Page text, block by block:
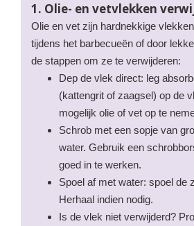
1. Olie- en vetvlekken
Olie en vet zijn hardnekkige
tijdens het barbecueën of door
de stappen om ze te verwijderen:
Dep de vlek direct: leg
(kattengrit of zaagsel) op de
mogelijk olie of vet op te
Schrob met een sopje van
water. Gebruik een
goed in te werken.
Spoel af met water: spoel de
Herhaal indien nodig.
Is de vlek niet verwijderd?